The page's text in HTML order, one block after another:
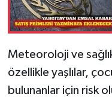
Meteoroloji ve
özellikle yaşlılar,
bulunanlar için risk